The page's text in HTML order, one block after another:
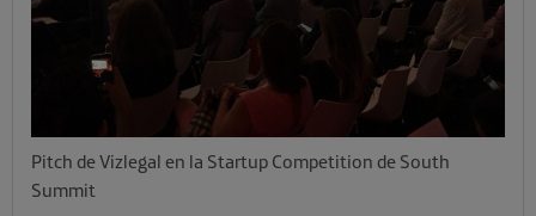
Pitch de Vizlegal en la Startup Competition de South
Summit